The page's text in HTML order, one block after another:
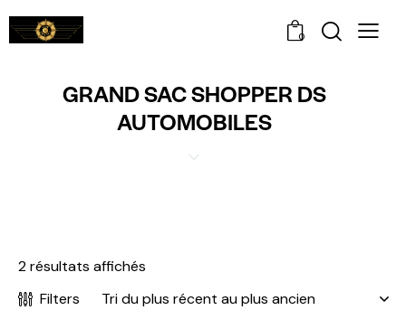
0
GRAND SAC SHOPPER DS
AUTOMOBILES
2 résultats affichés
Filters